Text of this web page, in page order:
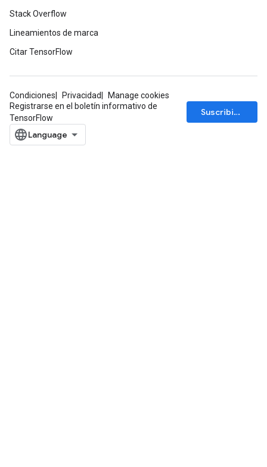
Stack Overflow
Lineamientos de marca
Citar TensorFlow
Condiciones Privacidad
Manage cookies
Registrarse en el boletín informativo de
TensorFlow
Suscribirse